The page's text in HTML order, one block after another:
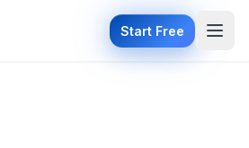
Start Free